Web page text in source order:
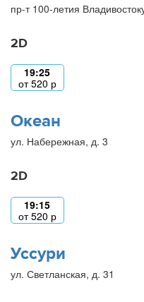
пр-т 100-летия
2D
19:25
от520 р
Океан
ул. Набережная, д. 3
2D
19:15
от520 р
Уссури
ул. Светланская, д. 31